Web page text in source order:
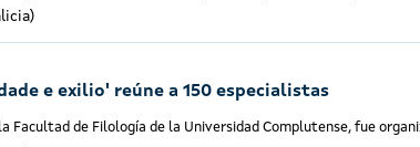
e exilio' reúne a 150 especialistas
Facultad de Filología de la Universidad Complutense, fue